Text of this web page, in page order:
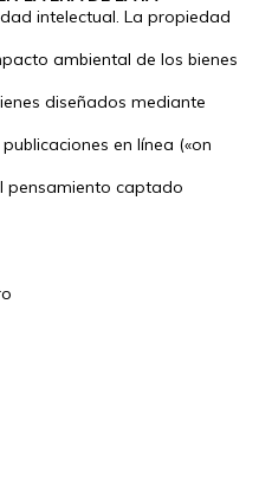
intelectual. La propiedad
ambiental de los bienes
diseñados mediante
en línea («on
pensamiento captado